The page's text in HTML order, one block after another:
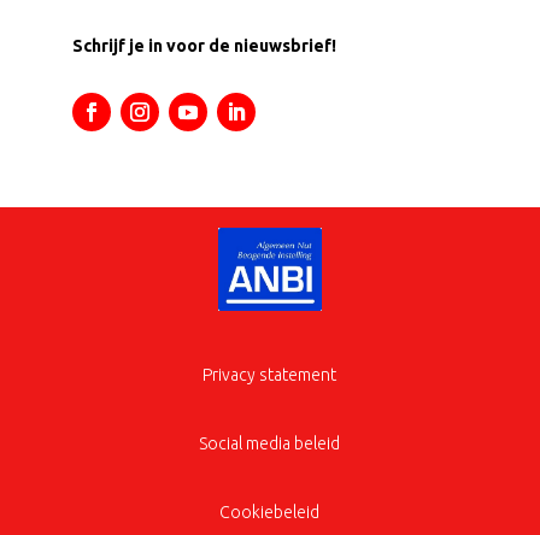
Schrijf je in voor de nieuwsbrief!
Privacy statement
Social media beleid
Cookiebeleid